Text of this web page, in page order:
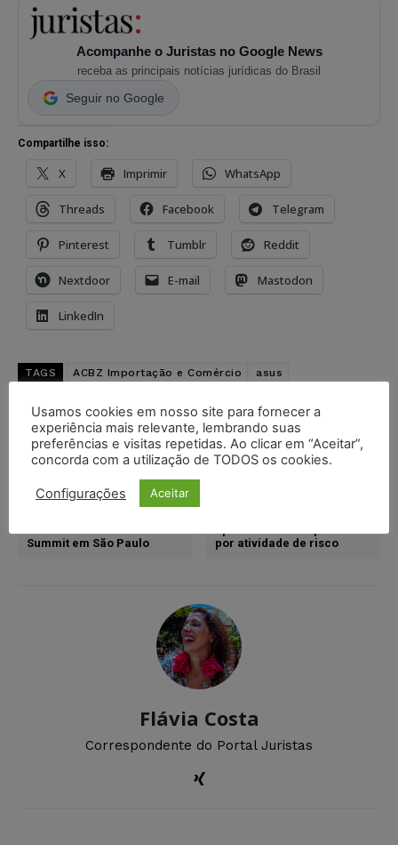
Acompanhe o Juristas no Google News
receba as principais notícias jurídicas do Brasil
Seguir no Google
Compartilhe isso:
X Imprimir WhatsApp
Threads Facebook Telegram
Pinterest Tumblr Reddit
Nextdoor E-mail Mastodon
LinkedIn
TAGS ACBZ Importação e Comércio
asus
notebook
Wilson Roberto Consultoria e Assessoria Jurídica
Grandes nomes da área
Summit em São Paulo
por atividade de risco
Flávia Costa
Correspondente do Portal Juristas
Usamos cookies em nosso site para fornecer a
experiência mais relevante, lembrando suas
preferências e visitas repetidas. Ao clicar em “Aceitar”,
concorda com a utilização de TODOS os cookies.
Configurações Aceitar